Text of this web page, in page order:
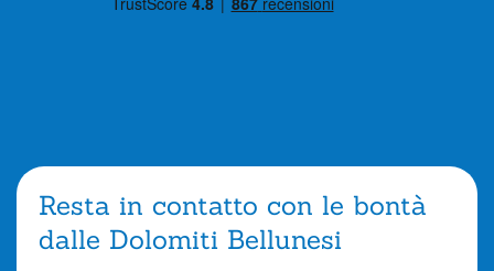
Resta in contatto con le bontà
dalle Dolomiti Bellunesi